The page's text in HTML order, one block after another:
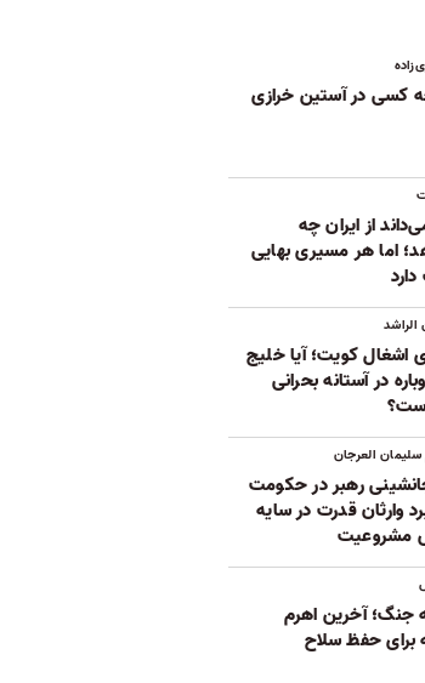
در آستین خرازی
از ایران چه
اما هر مسیری بهایی
کویت؛ آیا خلیج
در آستانه بحرانی
سلیمان العرجان
رهبر در حکومت
وارثان قدرت در سایه
مشروعیت
جنگ؛ آخرین اهرم
برای حفظ سلاح